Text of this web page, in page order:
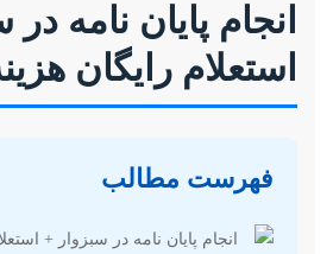
انجام پایان نامه
استعلام رایگان
فهرست مطالب